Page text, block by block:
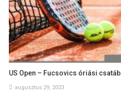
US Open – Fucsovics óriási
augusztus 29, 2023